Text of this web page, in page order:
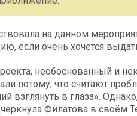
на данном
если очень хочется
необоснованный и
потому, что считают
взглянуть в глаза».
Филатова в своём